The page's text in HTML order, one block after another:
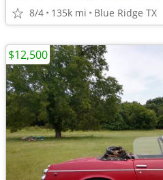
8/4 135k mi Blue Ridge TX
$12,500